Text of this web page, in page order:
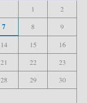
1
2
7 8
9
14 15
16
21 22
23
28 29
30